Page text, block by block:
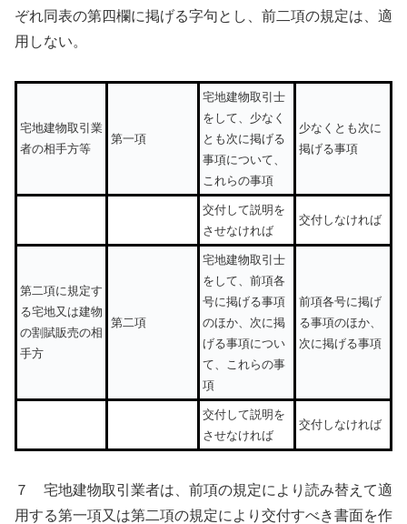
ぞれ同表の第四欄に掲げる字句とし、前二項の規定は、適
用しない。
宅地建物取引業
者の相手方等
第一項
宅地建物取引士
をして、少なく
とも次に掲げる
事項について、
これらの事項
少なくとも次に
掲げる事項
交付して説明を
させなければ
交付しなければ
第二項に規定す
る宅地又は建物
の割賦販売の相
手方
第二項
宅地建物取引士
をして、前項各
号に掲げる事項
のほか、次に掲
げる事項につい
て、これらの事
項
前項各号に掲げ
る事項のほか、
次に掲げる事項
交付して説明を
させなければ
交付しなければ
７ 宅地建物取引業者は、前項の規定により読み替えて適
用する第一項又は第二項の規定により交付すべき書面を作